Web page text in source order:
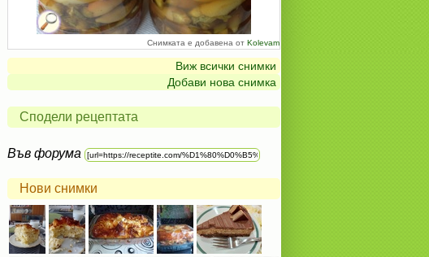
Снимката е добавена от Kolevam
Виж всички снимки
Добави нова снимка
Сподели рецептата
Във форума
Нови снимки